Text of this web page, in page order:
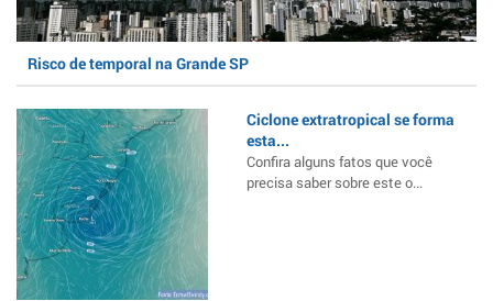
Risco de temporal na Grande SP
Ciclone extratropical se forma
esta...
Confira alguns fatos que você
precisa saber sobre este o...